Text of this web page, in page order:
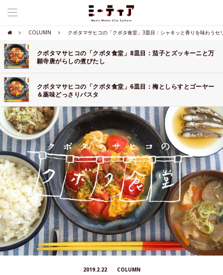
COLUMN クボタマサヒコの「クボタ食堂」3皿目：シャキッと香りを味わうセ
クボタマサヒコの「クボタ食堂」8皿目：茄子とズッキーニと万
願寺唐がらしの煮びたし
クボタマサヒコの「クボタ食堂」6皿目：梅としらすとゴーヤー
＆薬味どっさりパスタ
2019.2.22 COLUMN